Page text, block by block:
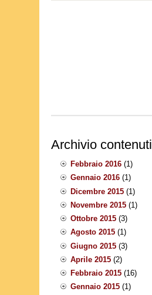
Archivio contenuti
Febbraio 2016(1)
Gennaio 2016(1)
Dicembre 2015(1)
Novembre 2015(1)
Ottobre 2015(3)
Agosto 2015(1)
Giugno 2015(3)
Aprile 2015(2)
Febbraio 2015(16)
Gennaio 2015(1)